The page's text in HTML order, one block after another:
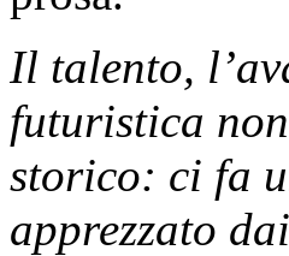
Il talento,
futuristica
storico: ci fa
apprezzato